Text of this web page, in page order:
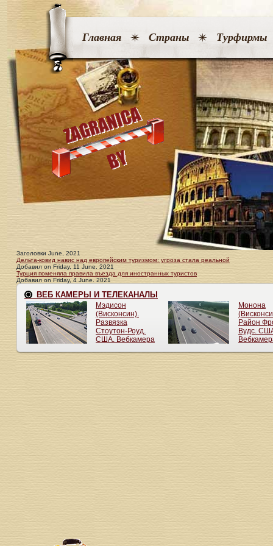
Главная Страны Турфирмы
Заголовки June, 2021
Дельта-ковид навис над европейским туризмом: угроза стала реальной
Добавил on Friday, 11 June. 2021
Турция поменяла правила въезда для иностранных туристов
Добавил on Friday, 4 June. 2021